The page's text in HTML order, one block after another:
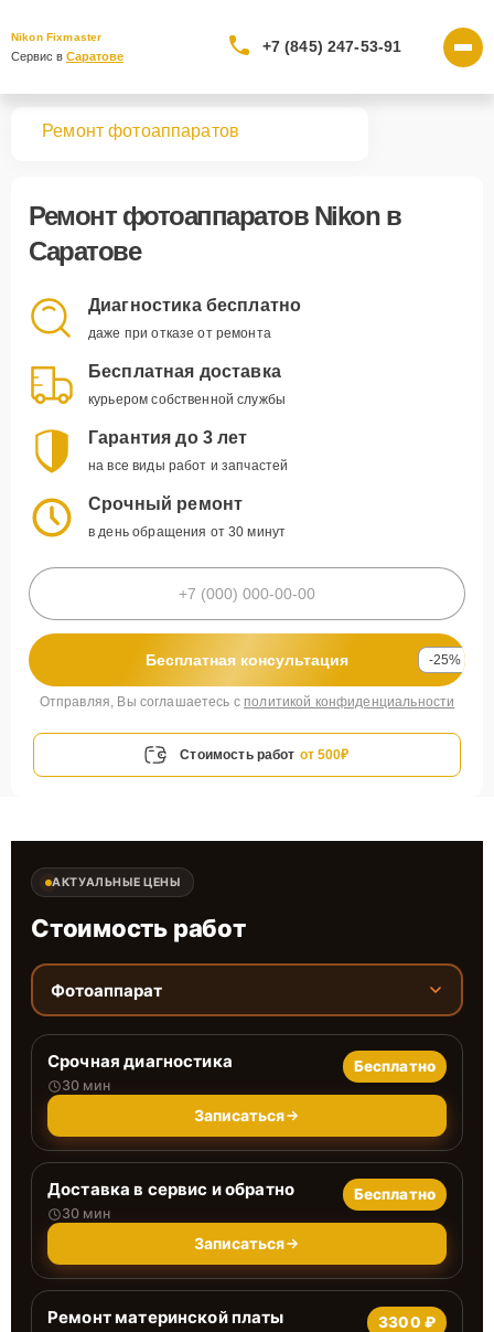
Nikon Fixmaster
Сервис в Саратове
+7 (845) 247-53-91
Ремонт фотоаппаратов
Ремонт фотоаппаратов Nikonв
Саратове
Диагностика бесплатно
даже при отказе от ремонта
Бесплатная доставка
курьером собственной службы
Гарантия до 3 лет
на все виды работ и запчастей
Срочный ремонт
в день обращения от 30 минут
Бесплатная консультация -25%
Отправляя, Вы соглашаетесь с политикой конфиденциальности
Стоимость работ от 500₽
АКТУАЛЬНЫЕ ЦЕНЫ
Стоимость работ
Фотоаппарат
Срочная диагностика
30 мин
Бесплатно
Записаться
Доставка в сервис и обратно
30 мин
Бесплатно
Записаться
Ремонт материнской платы 3300 ₽